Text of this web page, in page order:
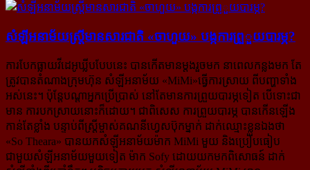
សំឡី​អនាម័យ​ស្ត្រី​មាន​សារជាតិ «ចាហួយ» បង្ក​ការ​ព្រួួយ​បារម្ភ?
ការបែកធ្លាយវីដេអូឃ្លីបបែបនេះ បានកើតមានម្តងរួចមក នាពេលកន្លងមក តែ
ត្រូវបានតំណាងក្រុមហ៊ុន សំឡី​អនាម័យ «MiMi»ធ្វើការស្រាយ ពីបញ្ហាទាំង
អស់នេះ។ ប៉ុន្តែបណ្ដាអ្នកប្រើប្រាស់ នៅតែមានការព្រួយ​បារម្ភ​ទៀត បើទោះជា
មាន ការបកស្រាយនោះក៏ដោយ។ ជាពិសេស ការព្រួយបារម្ភ បានកើនឡើង
កាន់តែខ្លាំង បន្ទាប់​ពីស្រ្តីម្ចាស់គណនីហ្វេសប៊ុកម្នាក់ ដាក់ឈ្មោះខ្លួនឯងថា
«So Theara» បានយកសំឡីអនាម័យម៉ាក MiMi មួយ និងប្រៀបធៀប
ជាមួយសំឡីអនាម័យមួយទៀត ម៉ាក Sofy ដោយយកមកពិសោធន៍ ដាក់